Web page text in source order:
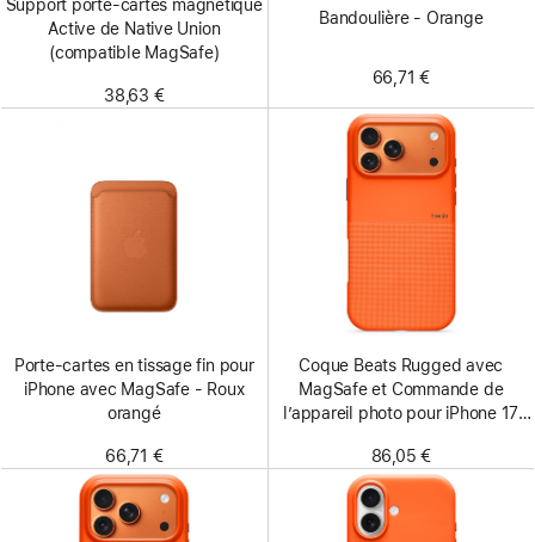
Support porte-cartes magnétique
Active de Native Union
(compatible MagSafe)
38,63 €
Bandoulière - Orange
66,71 €
Porte-cartes en tissage fin pour
iPhone avec MagSafe - Roux
orangé
66,71 €
Coque Beats Rugged avec
MagSafe et Commande de
l’appareil photo pour iPhone 17
86,05 €